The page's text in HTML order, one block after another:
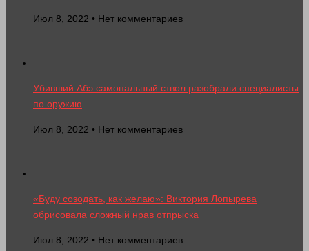
Июл 8, 2022 • Нет комментариев
Убивший Абэ самопальный ствол разобрали специалисты
по оружию
Июл 8, 2022 • Нет комментариев
«Буду созодать, как желаю»: Виктория Лопырева
обрисовала сложный нрав отпрыска
Июл 8, 2022 • Нет комментариев